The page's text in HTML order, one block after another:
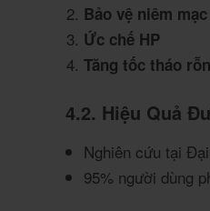
Bảo vệ niêm mạc
Ức chế HP
Tăng tốc tháo
4.2. Hiệu Quả
Nghiên cứu tại
95% người dùng